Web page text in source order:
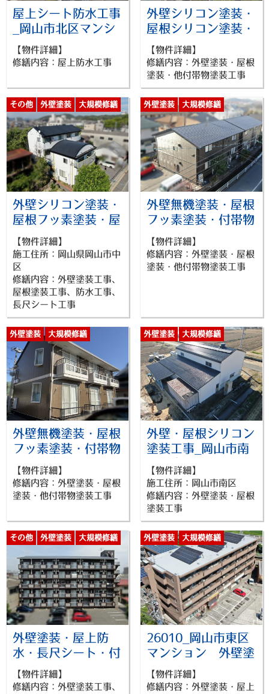
屋上シート防水工事
_岡山市北区マンシ
ョン_26021
【物件詳細】
修繕内容：屋上防水工事
外壁シリコン塗装・
屋根シリコン塗装・
付帯物塗装工事_岡
山市北区賃貸物件
_26020
【物件詳細】
修繕内容：外壁塗装・屋根
塗装・他付帯物塗装工事
外壁シリコン塗装・
屋根フッ素塗装・屋
上防水・長尺シー
ト・付帯物塗装工事
_岡山市中区マンシ
ョン_26019
【物件詳細】
施工住所：岡山県岡山市中
区
修繕内容：外壁塗装工事、
屋根塗装工事、防水工事、
長尺シート工事
その他 外壁塗装
大規模修繕
防水工事
外壁無機塗装・屋根
フッ素塗装・付帯物
塗装工事_岡山市北
区アパート_26018
【物件詳細】
修繕内容：外壁塗装・屋根
塗装・他付帯物塗装工事
外壁塗装
大規模修繕
屋根塗装
外壁無機塗装・屋根
フッ素塗装・付帯物
塗装工事_岡山市北
区アパート_26017
【物件詳細】
修繕内容：外壁塗装・屋根
塗装・他付帯物塗装工事
外壁塗装
大規模修繕
屋根塗装
外壁・屋根シリコン
塗装工事_岡山市南
区倉庫_26016
【物件詳細】
施工住所：岡山市南区
修繕内容：外壁塗装・屋根
塗装工事
外壁塗装
大規模修繕
屋根塗装
外壁塗装・屋上防
水・長尺シート・付
帯物塗装工事
26013_岡山市北区
【物件詳細】
修繕内容：外壁塗装工事、
その他 外壁塗装
大規模修繕
26010_岡山市東区
マンション 外壁塗
装・屋上防水・長尺
シート・付帯物塗装
【物件詳細】
修繕内容：外壁塗装・屋上
外壁塗装
大規模修繕
防水工事